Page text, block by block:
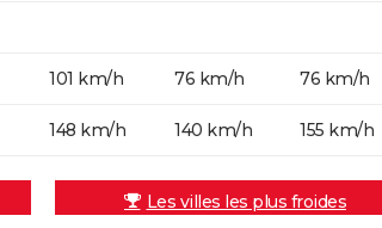
101 km/h 76 km/h 76 km/h
148 km/h 140 km/h 155 km/h
Les villes les plus froides